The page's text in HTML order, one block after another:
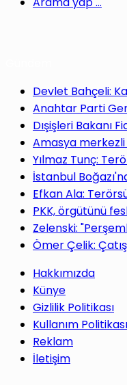
Devlet Bahçeli:
Anahtar Parti
Dışişleri Bakanı
Amasya
Yılmaz Tunç:
İstanbul
Efkan Ala:
PKK, örgütünü
Zelenski:
Ömer Çelik:
Hakkımızda
Künye
Gizlilik Politikası
Kullanım Politikası
Reklam
İletişim